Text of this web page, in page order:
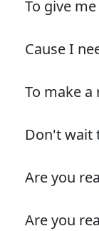
To give
Cause I
To make a
Don't wait
Are you
Are you